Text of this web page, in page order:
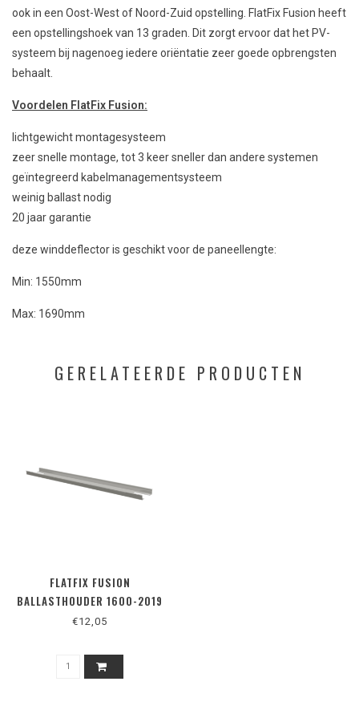
ook in een Oost-West of Noord-Zuid opstelling. FlatFix Fusion heeft
een opstellingshoek van 13 graden. Dit zorgt ervoor dat het PV-
systeem bij nagenoeg iedere oriëntatie zeer goede opbrengsten
behaalt.
Voordelen FlatFix Fusion:
lichtgewicht montagesysteem
zeer snelle montage, tot 3 keer sneller dan andere systemen
geïntegreerd kabelmanagementsysteem
weinig ballast nodig
20 jaar garantie
deze winddeflector is geschikt voor de paneellengte:
Min: 1550mm
Max: 1690mm
GERELATEERDE PRODUCTEN
FLATFIX FUSION
BALLASTHOUDER 1600-2019
€12,05